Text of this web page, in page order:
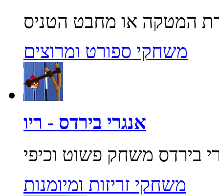
משחקי ספורט ומרוצים
אנגרי בירדס - ריו
משחקי זריזות ומיומנות